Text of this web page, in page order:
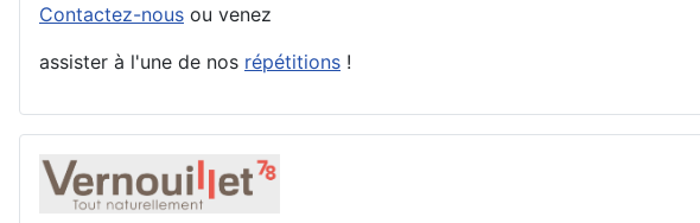
Contactez-nous ou venez
assister à l'une de nos répétitions !